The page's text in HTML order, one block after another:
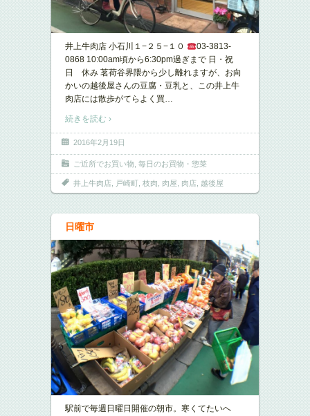
井上牛肉店 小石川１−２５−１０
03-3813-
0868 10:00am頃から6:30pm過ぎまで 日・祝
日 休み 茗荷谷界隈から少し離れますが、お向
かいの越後屋さんの豆腐・豆乳と、この井上牛
肉店には散歩がてらよく買…
続きを読む ›
2016年2月19日
ご近所でお買い物 毎日のお買物・惣菜
井上牛肉店 戸崎町 枝肉 肉屋 肉店 越後屋
日曜市
駅前で毎週日曜日開催の朝市。寒くてたいへ